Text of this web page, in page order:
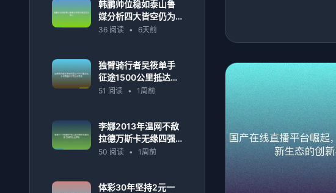
韩鹏帅位稳如泰山鲁
媒分析四大皆空仍为
核心
36 阅读 • 6天前
独臂骑行者吴筱单手
征途1500公里抵达永
州用坚持书写生命奇
51 阅读 • 1周前
李娜2013年温网不敌
拉德万斯卡无缘四强
无缘历史性突破
50 阅读 • 1周前
体彩30年坚持2元一